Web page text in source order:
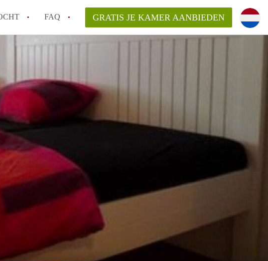
FAQ
een kamer te vinden!
Utrecht
KamersUtrecht!
vragen
GRATIS JE KAMER AANBIEDEN